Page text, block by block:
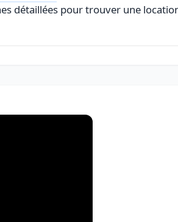
détaillées pour trouver une